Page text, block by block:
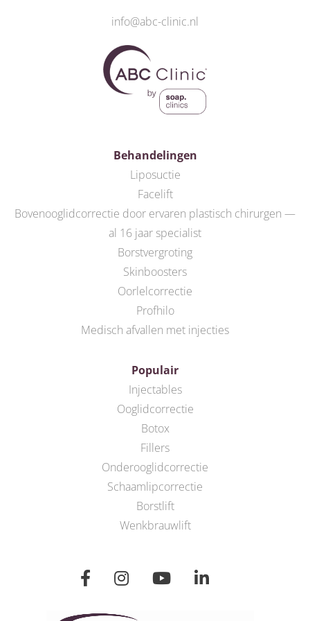
info@abc-clinic.nl
Behandelingen
Liposuctie
Facelift
Bovenooglidcorrectie door ervaren plastisch chirurgen —
al 16 jaar specialist
Borstvergroting
Skinboosters
Oorlelcorrectie
Profhilo
Medisch afvallen met injecties
Populair
Injectables
Ooglidcorrectie
Botox
Fillers
Onderooglidcorrectie
Schaamlipcorrectie
Borstlift
Wenkbrauwlift